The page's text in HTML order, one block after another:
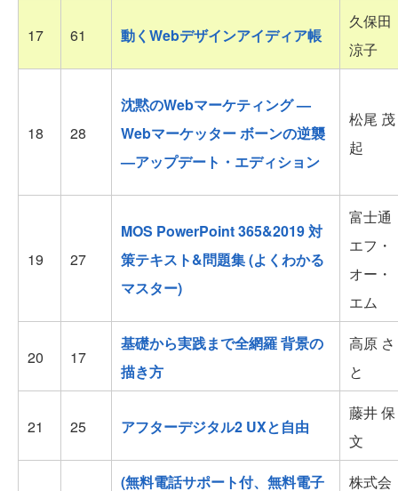
17 61 動くWebデザインアイディア帳
久保田
涼子
18 28
沈黙のWebマーケティング —
Webマーケッター ボーンの逆襲
—アップデート・エディション
松尾 茂
起
19 27
MOS PowerPoint 365&2019 対
策テキスト&問題集 (よくわかる
マスター)
富士通
エフ・
オー・
エム
20 17
基礎から実践まで全網羅 背景の
描き方
高原 さ
と
21 25 アフターデジタル2 UXと自由
藤井 保
文
(無料電話サポート付、無料電子
株式会